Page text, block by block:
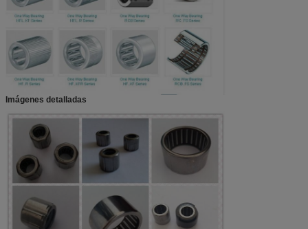
Imágenes detalladas